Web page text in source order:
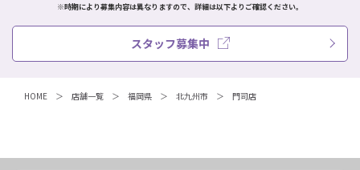
※時期により募集内容は異なりますので、詳細は以下よりご確認ください。
スタッフ募集中
HOME 店舗一覧 福岡県 北九州市 門司店